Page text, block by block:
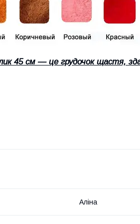
45 см — це грудочок щастя,
Аліна